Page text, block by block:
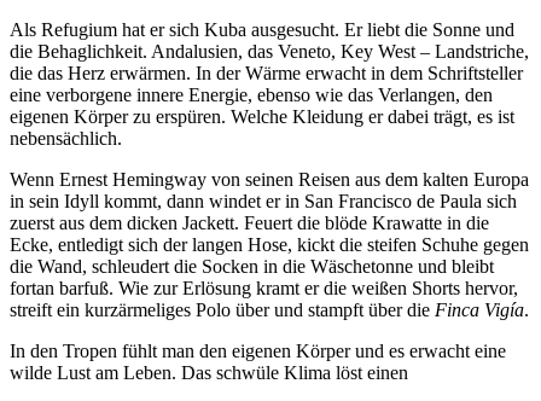
Als Refugium hat er sich Kuba ausgesucht. Er liebt die Sonne und
die Behaglichkeit. Andalusien, das Veneto, Key West – Landstriche,
die das Herz erwärmen. In der Wärme erwacht in dem Schriftsteller
eine verborgene innere Energie, ebenso wie das Verlangen, den
eigenen Körper zu erspüren. Welche Kleidung er dabei trägt, es ist
nebensächlich.
Wenn Ernest Hemingway von seinen Reisen aus dem kalten Europa
in sein Idyll kommt, dann windet er in San Francisco de Paula sich
zuerst aus dem dicken Jackett. Feuert die blöde Krawatte in die
Ecke, entledigt sich der langen Hose, kickt die steifen Schuhe gegen
die Wand, schleudert die Socken in die Wäschetonne und bleibt
fortan barfuß. Wie zur Erlösung kramt er die weißen Shorts hervor,
streift ein kurzärmeliges Polo über und stampft über die Finca Vigía.
In den Tropen fühlt man den eigenen Körper und es erwacht eine
wilde Lust am Leben. Das schwüle Klima löst einen